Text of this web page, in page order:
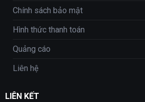
Chính sách bảo mật
Hình thức thanh toán
Quảng cáo
Liên hệ
LIÊN KẾT